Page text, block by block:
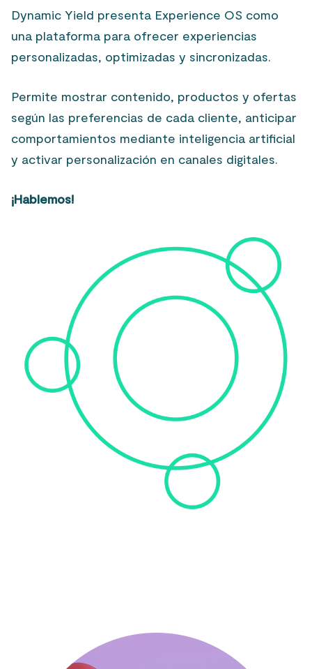
Dynamic Yield presenta Experience OS como
una plataforma para ofrecer experiencias
personalizadas, optimizadas y sincronizadas.
Permite mostrar contenido, productos y ofertas
según las preferencias de cada cliente, anticipar
comportamientos mediante inteligencia artificial
y activar personalización en canales digitales.
¡Hablemos!